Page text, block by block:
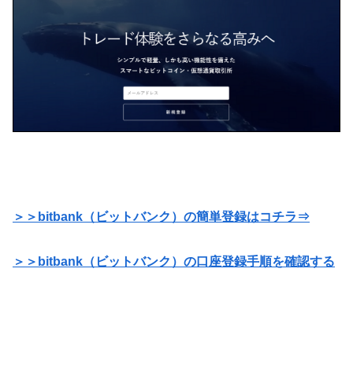
＞＞bitbank（ビットバンク）の簡単登録はコチラ⇒
＞＞bitbank（ビットバンク）の口座登録手順を確認する